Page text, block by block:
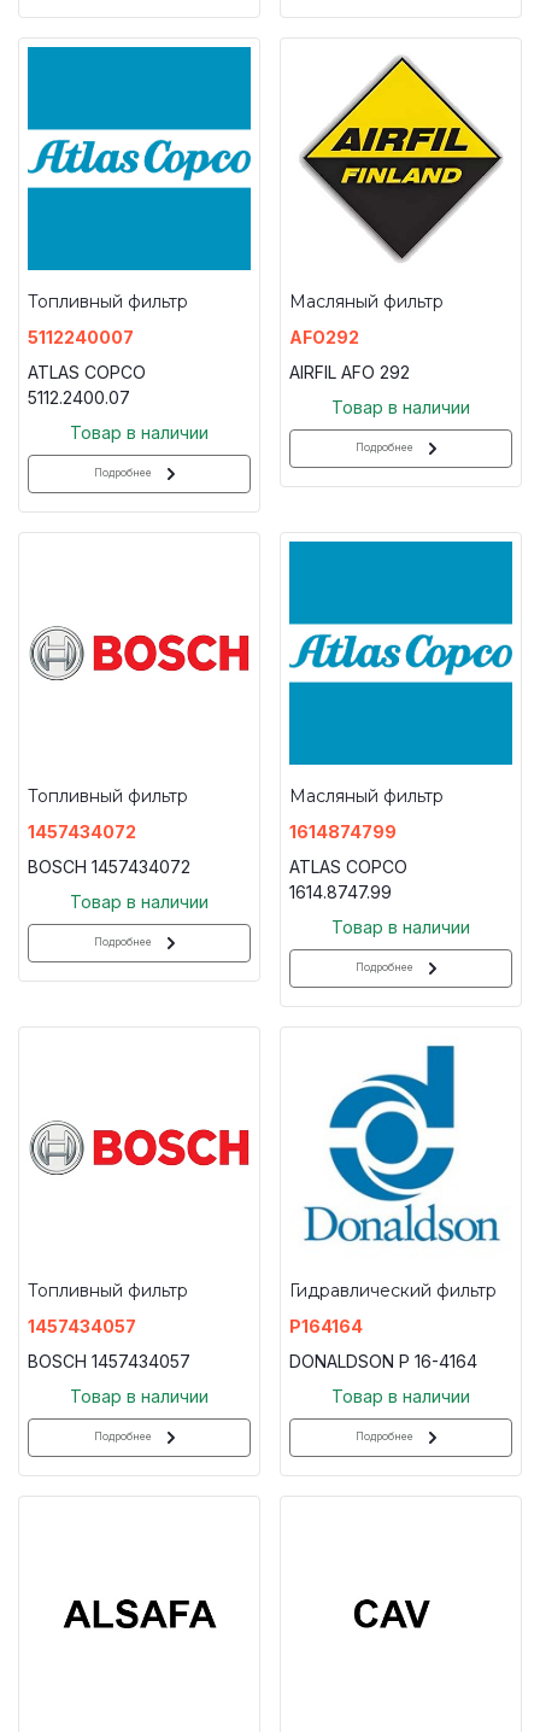
Топливный фильтр
5112240007
ATLAS COPCO
5112.2400.07
Товар в наличии
Подробнее
Масляный фильтр
AFO292
AIRFIL AFO 292
Товар в наличии
Подробнее
Топливный фильтр
1457434072
BOSCH 1457434072
Товар в наличии
Подробнее
Масляный фильтр
1614874799
ATLAS COPCO
1614.8747.99
Товар в наличии
Подробнее
Топливный фильтр
1457434057
BOSCH 1457434057
Товар в наличии
Подробнее
Гидравлический фильтр
P164164
DONALDSON P 16-4164
Товар в наличии
Подробнее